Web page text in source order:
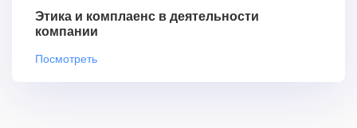
Этика и комплаенс в деятельности
компании
Посмотреть